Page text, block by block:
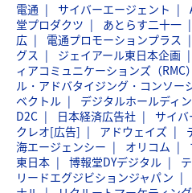
電通 サイバーエージェント
堂プロダクツ
あとらす二十一
広
電通プロモーションプラス
グス
ジェイアール東日本企画
ィアコミュニケーションズ（RMC）
ル・アドバタイジング・コンソー
ベクトル
デジタルホールディ
D2C
日本経済広告社
サイ
クレオ[広告]
アドウェイズ
海エージェンシー
オリコム
東日本
博報堂DYデジタル
リードエグジビションジャパン